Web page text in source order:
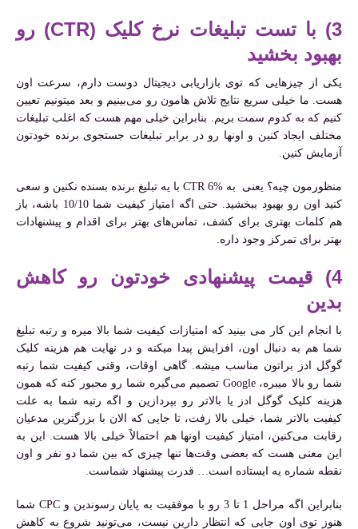
3) با تست تبلیغات نرخ کلیک (CTR) رو
بهبود بخشید
یکی از چیزهایی که توی بازاریابی دیجیتال دوست دارم، سرعت اون
هست. ما خیلی سریع نتایج تلاش هامون رو می‌بینیم و بعد میتونیم تعیین
کنیم که به کدوم سمت بریم. بنابراین خیلی مهم هست که اغلب تبلیغات
مختلف ایجاد کنین و اونها رو در برابر تبلیغات جستجوی برنده خودتون
آزمایش کنین.
منظورمون چیه؟ یعنی به CTR 6% با یه تبلیغ برنده بسنده نکنین و سعی
کنید اون رو بهبود ببخشید. حتی اگه امتیاز کیفیت شما 10/10 باشه، باز
هم کلمات بهتری برای کشف، تماس‌های بهتر برای اقدام و پیشنهادات
بهتر برای تمرکز وجود داره.
4) قیمت پیشنهادی خودتون رو کاهش
بدین
با انجام این کار می بینید که امتیازات کیفیت شما بالا میره و رتبه تبلیغ
شما هم به دنبال اون، افزایش پیدا میکنه و در نهایت هم هزینه کلیک
گوگل ادز براتون مناسب میشه. گاهی اوقات، وقتی کیفیت شما رتبه
شما رو بالا میبره، Google تصمیم می‌گیره شما رو مجبور کنه که همون
هزینه کلیک گوگل ادز یا بالاتر رو بپردازین و اگه رتبه شما به علت
کیفیت بالاتر شما، خیلی بالا رفت، تا جایی که الان با بزرگترین مدعیان
رقابت می‌کنین، امتیاز کیفیت اونها هم احتمالاً خیلی بالا هست. این به
این معنی هست که بعضی وقت‌ها تنها چیزی که بین شما دو نفر و اون
نقطه شماره یه ایستاده است… قدرت پیشنهاد شماست.
بنابراین اگه مراحل 1 تا 3 رو با موفقیت به پایان رسوندین و CPC شما
هنوز توی اون جایی که انتظار دارین نیست، می‌تونید شروع به کاهش